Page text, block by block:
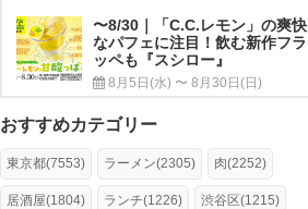
〜8/30｜「C.C.レモン」の爽快
なパフェに注目！飲む新作フラ
ッペも『スシロー』
8月5日(水) 〜 8月30日(日)
おすすめカテゴリー
東京都(7553) ラーメン(2305) 肉(2252)
居酒屋(1804) ランチ(1226) 渋谷区(1215)